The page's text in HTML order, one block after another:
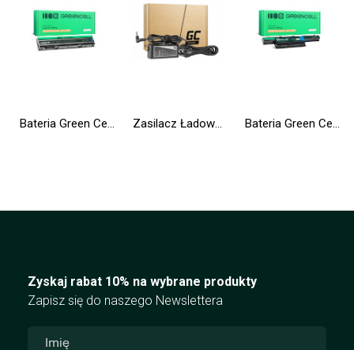
Bateria Green Cell 8858X T54FJ M5Y0X do Dell Latitude E5420 E5430 E5520 E5530 E6420 E6430 E6520 E6530 Zasilacz Ładowarka Green Cell PRO 19.5V 3.33A 65W do HP 250 G2 G3 G4 G5 15-R 15-R100NW 15-R101NW 15-R104NW 15-R233NW 15-R253NW Bateria Green Cell AS10D31 AS10D41 AS10D51 do Acer Aspire 5733 5741 5742 5742G 5750G E1-571 TravelMate 5740 5742
Zyskaj rabat 10% na wybrane produkty
Zapisz się do naszego Newslettera